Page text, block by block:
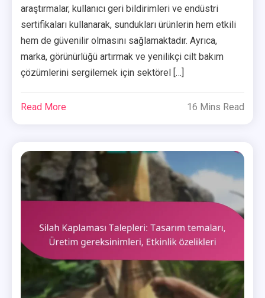
araştırmalar, kullanıcı geri bildirimleri ve endüstri
sertifikaları kullanarak, sundukları ürünlerin hem etkili
hem de güvenilir olmasını sağlamaktadır. Ayrıca,
marka, görünürlüğü artırmak ve yenilikçi cilt bakım
çözümlerini sergilemek için sektörel […]
Read More 16 Mins Read